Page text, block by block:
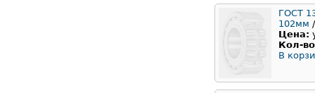
ГОСТ
102мм /
Цена:
Кол-
В